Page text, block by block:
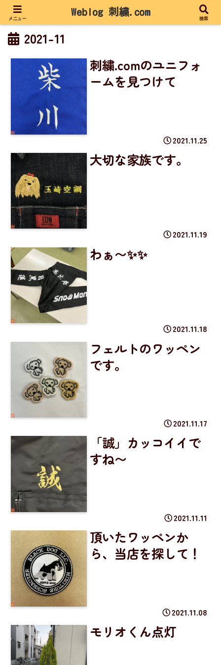
2021-11
刺繍.comのユニフォ
ームを見つけて
2021.11.25
大切な家族です。
2021.11.19
わぁ〜✨✨
2021.11.18
フェルトのワッペン
です。
2021.11.17
「誠」カッコイイで
すね〜
2021.11.11
頂いたワッペンか
ら、当店を探して！
2021.11.08
モリオくん点灯
メニュー
Weblog 刺繍.com
検索